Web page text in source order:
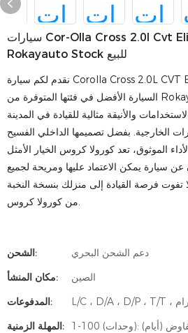
سيارات Cor-Olla Cross 2.0l Cvt Elite Edition 2024
Rokayauto Stock للبيع
نقدم لكم سيارة Corolla Cross 2.0L CVT Elite Edition 2024، وهي
السيارة الأفضل في فئتها المتوفرة من Rokayauto Stock. تعتبر سيارة
والأنيقة مثالية للقيادة في المدينة
الخارجية. بفضل تصميمها الداخلي الفسيح
الموثوق، تعد كورولا كروس الخيار الأمثل
عن سيارة يمكن الاعتماد عليها ومريحة لجميع
تفوت فرصة القيادة إلى منزلك بنسخة النخبة
من كورولا كروس.
الشحن:
دعم الشحن البحري
مكان المنشأ:
الصين
المدفوعات:
المهلة الزمنية: